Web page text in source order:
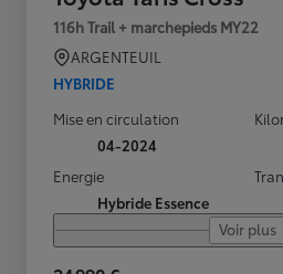
116h Trail + marchepieds MY22
ARGENTEUIL
HYBRIDE
Mise en circulation
04-2024
Energie
Hybride Essence
Voir plus